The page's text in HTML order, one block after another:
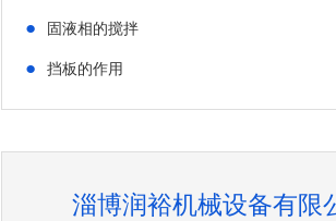
● 固液相的搅拌
● 挡板的作用
淄博润裕机械设备有限